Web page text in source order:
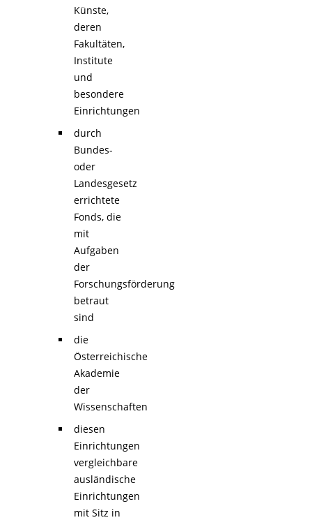
Künste,
deren
Fakultäten,
Institute
und
besondere
Einrichtungen
durch
Bundes-
oder
Landesgesetz
errichtete
Fonds, die
mit
Aufgaben
der
Forschungsförderung
betraut
sind
die
Österreichische
Akademie
der
Wissenschaften
diesen
Einrichtungen
vergleichbare
ausländische
Einrichtungen
mit Sitz in